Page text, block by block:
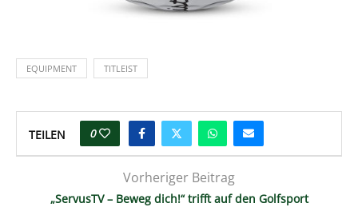
EQUIPMENT TITLEIST
TEILEN 0
Vorheriger Beitrag
„ServusTV – Beweg dich!“ trifft auf den Golfsport